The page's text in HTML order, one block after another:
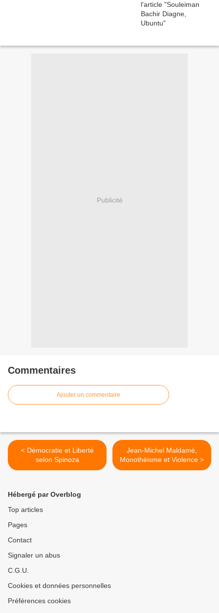
Publicité
Commentaires
Ajouter un commentaire
< Démocratie et Liberté
selon Spinoza
Jean-Michel Maldamé,
Monothéisme et Violence >
Hébergé par Overblog
Top articles
Pages
Contact
Signaler un abus
C.G.U.
Cookies et données personnelles
Préférences cookies